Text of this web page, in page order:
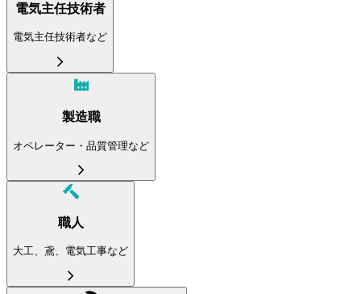
電気主任技術者
電気主任技術者など
製造職
オペレーター・品質管理など
職人
大工、鳶、電気工事など